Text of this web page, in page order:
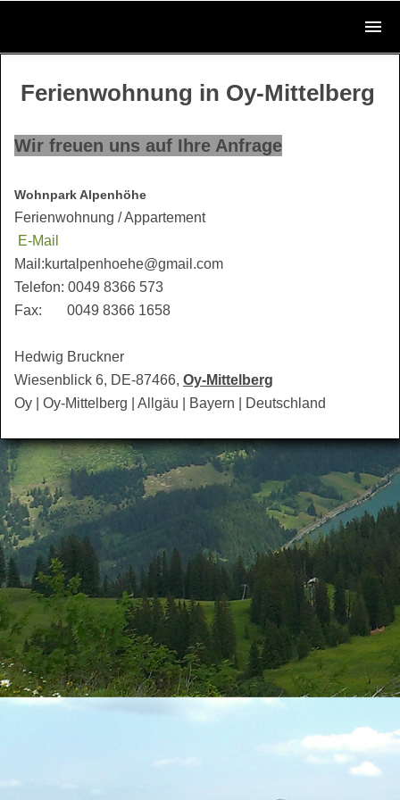
Ferienwohnung in Oy-Mittelberg
Wir freuen uns auf Ihre Anfrage
Wohnpark Alpenhöhe
Ferienwohnung / Appartement
E-Mail
Mail:kurtalpenhoehe@gmail.com
Telefon: 0049 8366 573
Fax: 0049 8366 1658
Hedwig Bruckner
Wiesenblick 6, DE-87466, Oy-Mittelberg
Oy | Oy-Mittelberg | Allgäu | Bayern | Deutschland